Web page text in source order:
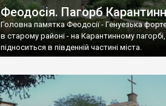
Феодосія. Пагорб
Головна памятка Феодосії - Генуезька
в старому районі - на Карантинному
підноситься в південній частині міста.